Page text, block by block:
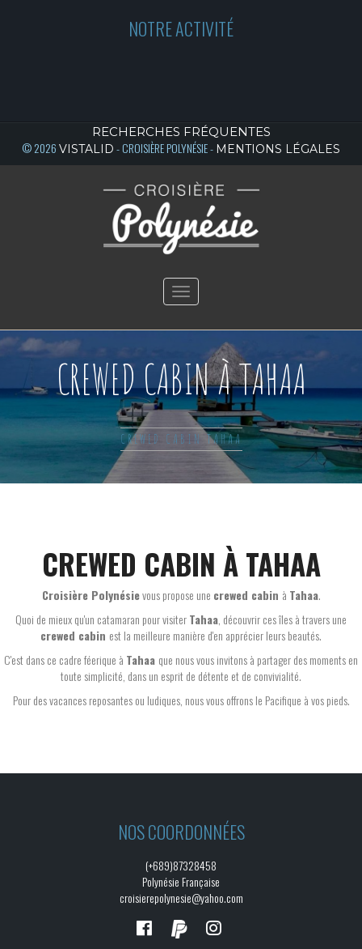
NOTRE ACTIVITÉ
RECHERCHES FRÉQUENTES
© 2026 VISTALID - CROISIÈRE POLYNÉSIE - MENTIONS LÉGALES
Toggle
navigation
CREWED CABIN À TAHAA
CREWED CABIN TAHAA
CREWED CABIN À TAHAA
Croisière Polynésievous propose une crewed cabin à Tahaa.
Quoi de mieux qu'un catamaran pour visiterTahaa , découvrir ces îles à travers une
crewed cabin est la meilleure manière d'en apprécier leurs beautés.
C'est dans ce cadre féerique à Tahaa que nous vous invitons à partager des moments en
toute simplicité, dans un esprit de détente et de convivialité.
Pour des vacances reposantes ou ludiques, nous vous offrons le Pacifique à vos pieds.
NOS COORDONNÉES
(+689)87328458
Polynésie Française
croisierepolynesie@yahoo.com